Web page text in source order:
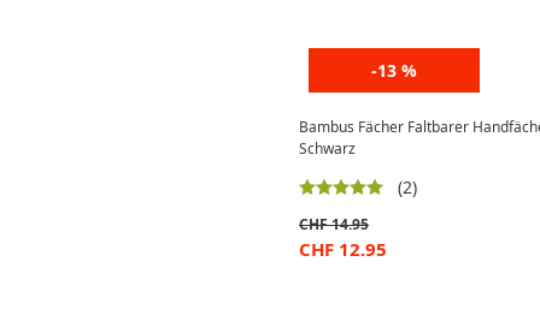
-13 %
Bambus Fächer Faltbarer
Schwarz
(2)
CHF14.95
CHF 12.95